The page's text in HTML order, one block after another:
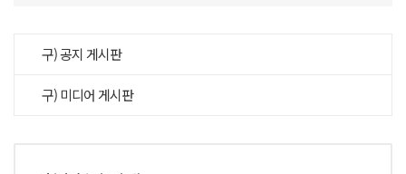
구) 공지 게시판
구) 미디어 게시판